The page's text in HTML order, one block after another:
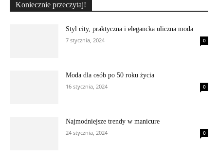
Koniecznie przeczytaj!
Styl city, praktyczna i elegancka uliczna moda
7 stycznia, 2024
0
Moda dla osób po 50 roku życia
16 stycznia, 2024
0
Najmodniejsze trendy w manicure
24 stycznia, 2024
0